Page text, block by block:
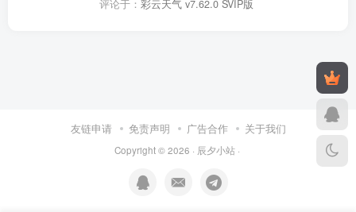
评论于： 彩云天气 v7.62.0 SVIP版
友链申请 免责声明 广告合作 关于我们
Copyright © 2026 · 辰夕小站·